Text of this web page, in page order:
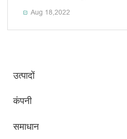
 Aug 18,2022
उत्पादों
कंपनी
समाधान